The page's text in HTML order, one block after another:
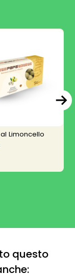
Limoncello
questo